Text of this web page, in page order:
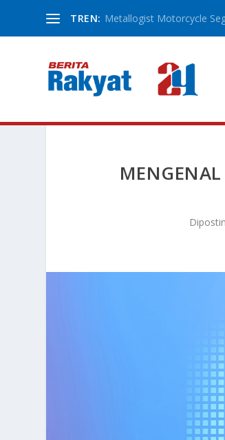
TREN: Metallogist Motorcycle